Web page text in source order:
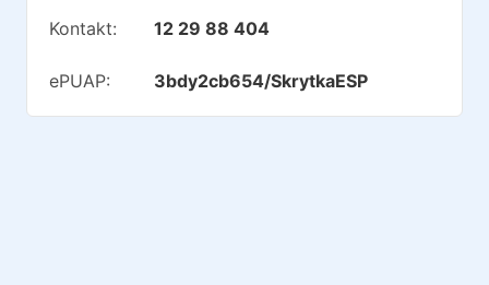
Kontakt: 12 29 88 404
ePUAP: 3bdy2cb654/SkrytkaESP